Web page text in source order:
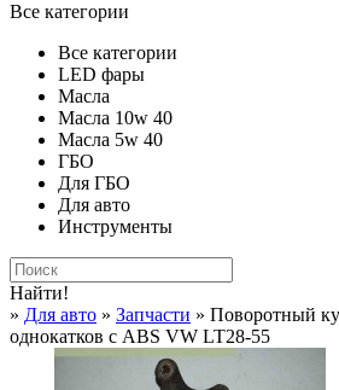
Все категории
Все категории
LED фары
Масла
Масла 10w 40
Масла 5w 40
ГБО
Для ГБО
Для авто
Инструменты
Найти!
» Для авто » Запчасти » Поворотный
однокатков с ABS VW LT28-55